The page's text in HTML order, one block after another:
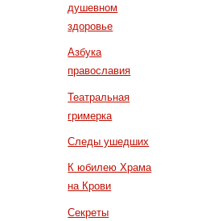
душевном
здоровье
Азбука
православия
Театральная
гримерка
Следы ушедших
К юбилею Храма
на Крови
Секреты